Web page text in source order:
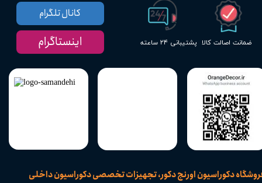
دکوراسیون اورنج دکور، تجهیزات تخصصی دکوراسیون داخلی
پشتیبانی ۲۴ ساعته ضمانت اصالت کالا
کانال تلگرام
اینستاگرام